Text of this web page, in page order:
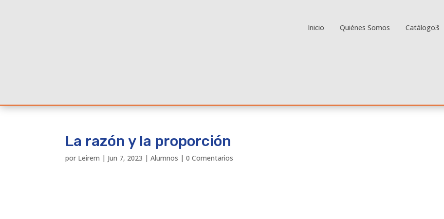
Inicio Quiénes Somos Catálogo
La razón y la proporción
por Leirem | Jun 7, 2023 |Alumnos |0 Comentarios